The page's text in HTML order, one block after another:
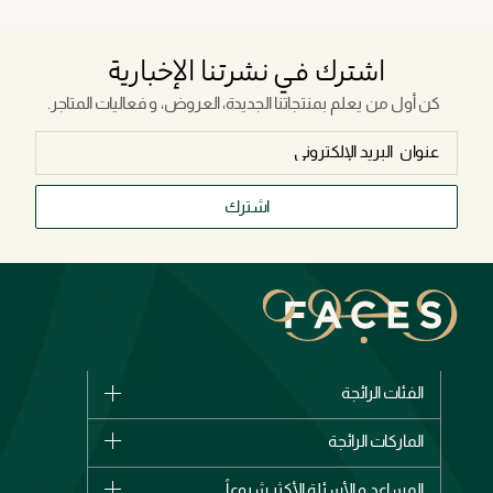
اشترك في نشرتنا الإخبارية
كن أول من يعلم بمنتجاتنا الجديدة، العروض، و فعاليات المتاجر.
اشترك
الفئات الرائجة
الأكثر مبيعاً
الماركات الرائجة
المساعد و الأسئلة الأكثر شيوعاً